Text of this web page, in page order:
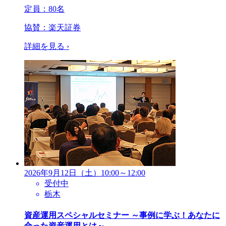
定員：80名
協賛： 楽天証券
詳細を見る ›
2026年9月12日（土）10:00～12:00
受付中
栃木
資産運用スペシャルセミナー ～事例に学ぶ！あなたに